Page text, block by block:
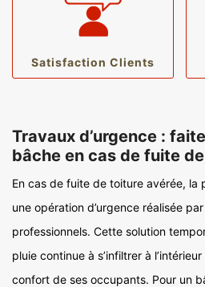
Satisfaction Clients
Travaux d’urgence :
bâche en cas de fuite
En cas de fuite de toiture avérée, la
une opération d’urgence réalisée
professionnels. Cette solution
pluie continue à s’infiltrer à
confort de ses occupants. Pour un